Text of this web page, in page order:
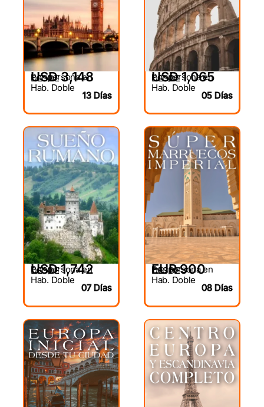
DESDE
USD 3,148
Por persona en
Hab. Doble
13 Días
DESDE
USD 1,065
Por persona en
Hab. Doble
05 Días
DESDE
USD 1,742
Por persona en
Hab. Doble
07 Días
DESDE
EUR 900
Por persona en
Hab. Doble
08 Días